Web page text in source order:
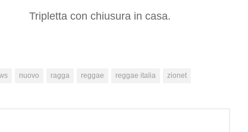
Tripletta con chiusura in casa.
nuovo ragga reggae reggae italia zionet